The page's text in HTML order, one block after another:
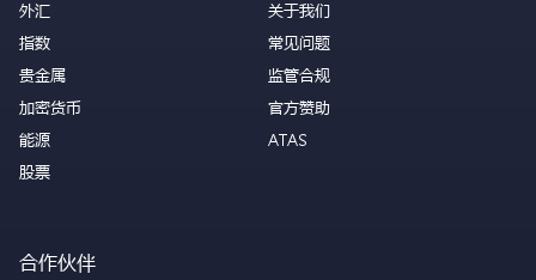
外汇
指数
贵金属
加密货币
能源
股票
关于我们
常见问题
监管合规
官方赞助
ATAS
合作伙伴